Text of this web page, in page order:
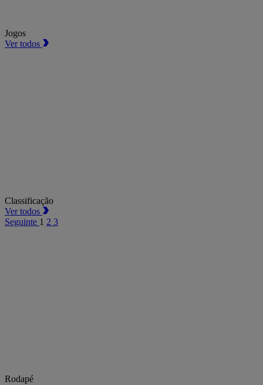
Jogos
Ver todos
Classificação
Ver todos
Seguinte 1 2 3
Rodapé